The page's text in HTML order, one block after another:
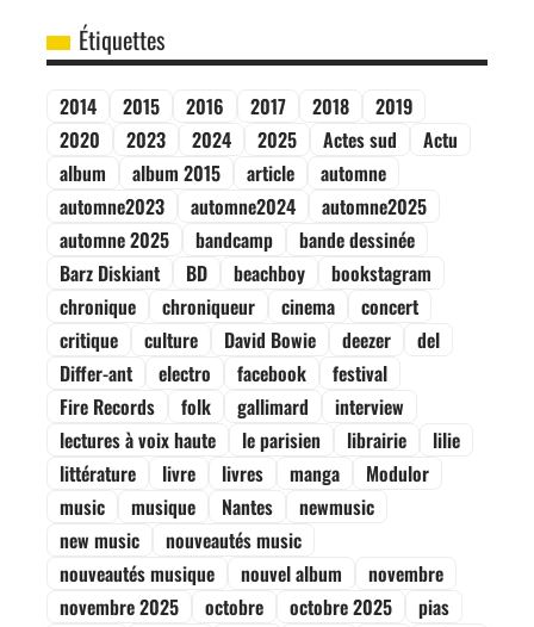
Étiquettes
2014 2015 2016 2017 2018
2019
2020
2023 2024 2025 Actes sud
Actu
album
album 2015 article
automne
automne2023
automne2024
automne2025
automne 2025
bandcamp
bande dessinée
Barz Diskiant
BD beachboy
bookstagram
chronique
chroniqueur cinema
concert
critique
culture David Bowie deezer
del
Differ-ant
electro facebook
festival
Fire Records
folk gallimard
interview
lectures à voix haute
le parisien librairie
lilie
littérature
livre livres manga
Modulor
music
musique Nantes
newmusic
new music
nouveautés music
nouveautés musique
nouvel album
novembre
novembre 2025
octobre octobre 2025
pias